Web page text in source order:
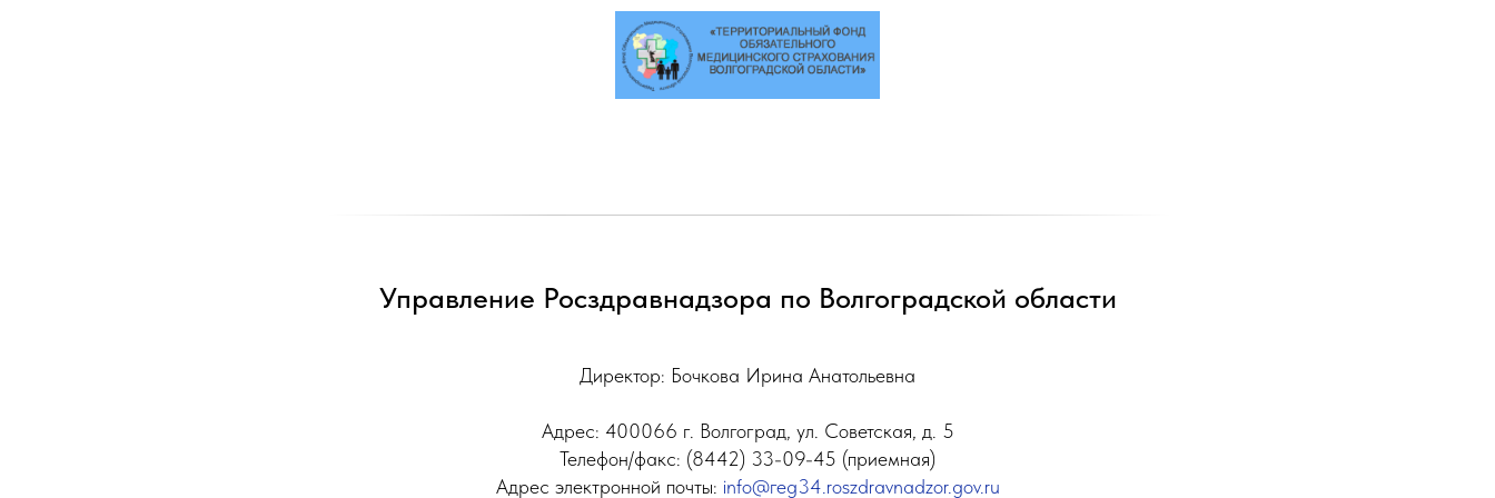
Управление Росздравнадзора по Волгоградской области
Директор: Бочкова Ирина Анатольевна
Адрес: 400066 г. Волгоград, ул. Советская, д. 5
Телефон/факс: (8442) 33-09-45 (приемная)
Адрес электронной почты: info@геg34.roszdravnadzor.gov.ru